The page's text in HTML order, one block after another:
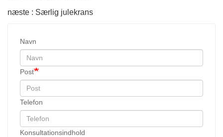
næste : Særlig julekrans
Navn
Post
Telefon
Konsultationsindhold